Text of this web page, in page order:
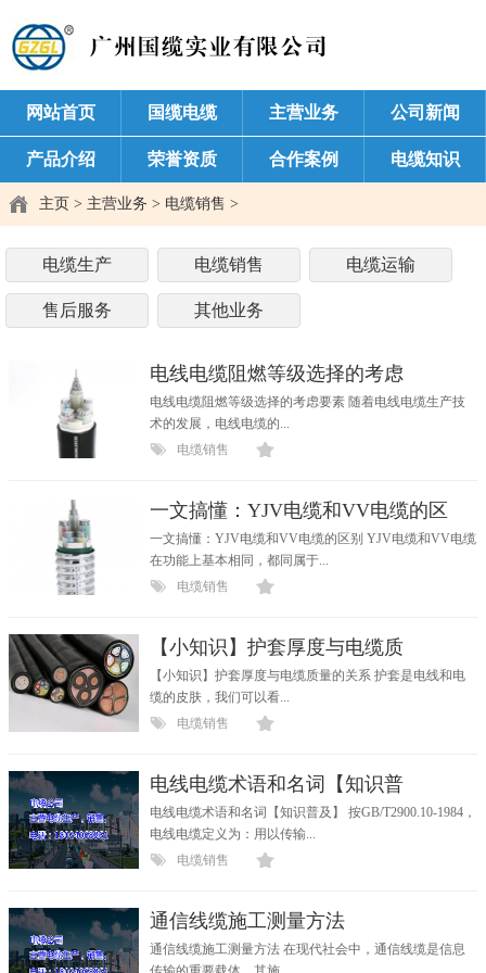
网站首页 国缆电缆 主营业务 公司新闻
产品介绍 荣誉资质 合作案例 电缆知识
主页 > 主营业务 > 电缆销售 >
电缆生产 电缆销售 电缆运输
售后服务 其他业务
电线电缆阻燃等级选择的考虑
电线电缆阻燃等级选择的考虑要素 随着电线电缆生产技
术的发展，电线电缆的...
电缆销售
一文搞懂：YJV电缆和VV电缆的区
一文搞懂：YJV电缆和VV电缆的区别 YJV电缆和VV电缆
在功能上基本相同，都同属于...
电缆销售
【小知识】护套厚度与电缆质
【小知识】护套厚度与电缆质量的关系 护套是电线和电
缆的皮肤，我们可以看...
电缆销售
电线电缆术语和名词【知识普
电线电缆术语和名词【知识普及】 按GB/T2900.10-1984，
电线电缆定义为：用以传输...
电缆销售
通信线缆施工测量方法
通信线缆施工测量方法 在现代社会中，通信线缆是信息